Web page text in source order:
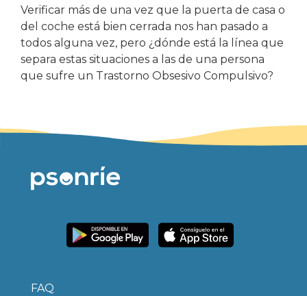
Verificar más de una vez que la puerta de casa o
del coche está bien cerrada nos han pasado a
todos alguna vez, pero ¿dónde está la línea que
separa estas situaciones a las de una persona
que sufre un Trastorno Obsesivo Compulsivo?
FAQ